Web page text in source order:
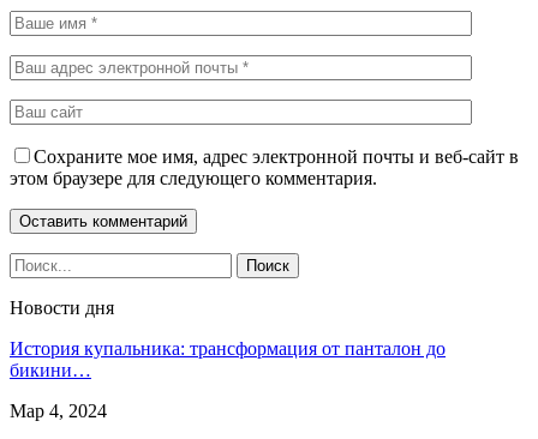
Сохраните мое имя, адрес электронной почты и веб-сайт в
этом браузере для следующего комментария.
Новости дня
История купальника: трансформация от панталон до
бикини…
Мар 4, 2024